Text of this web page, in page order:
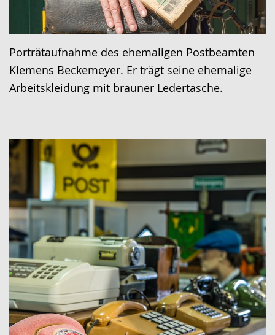
Porträtaufnahme des ehemaligen Postbeamten
Klemens Beckemeyer. Er trägt seine ehemalige
Arbeitskleidung mit brauner Ledertasche.